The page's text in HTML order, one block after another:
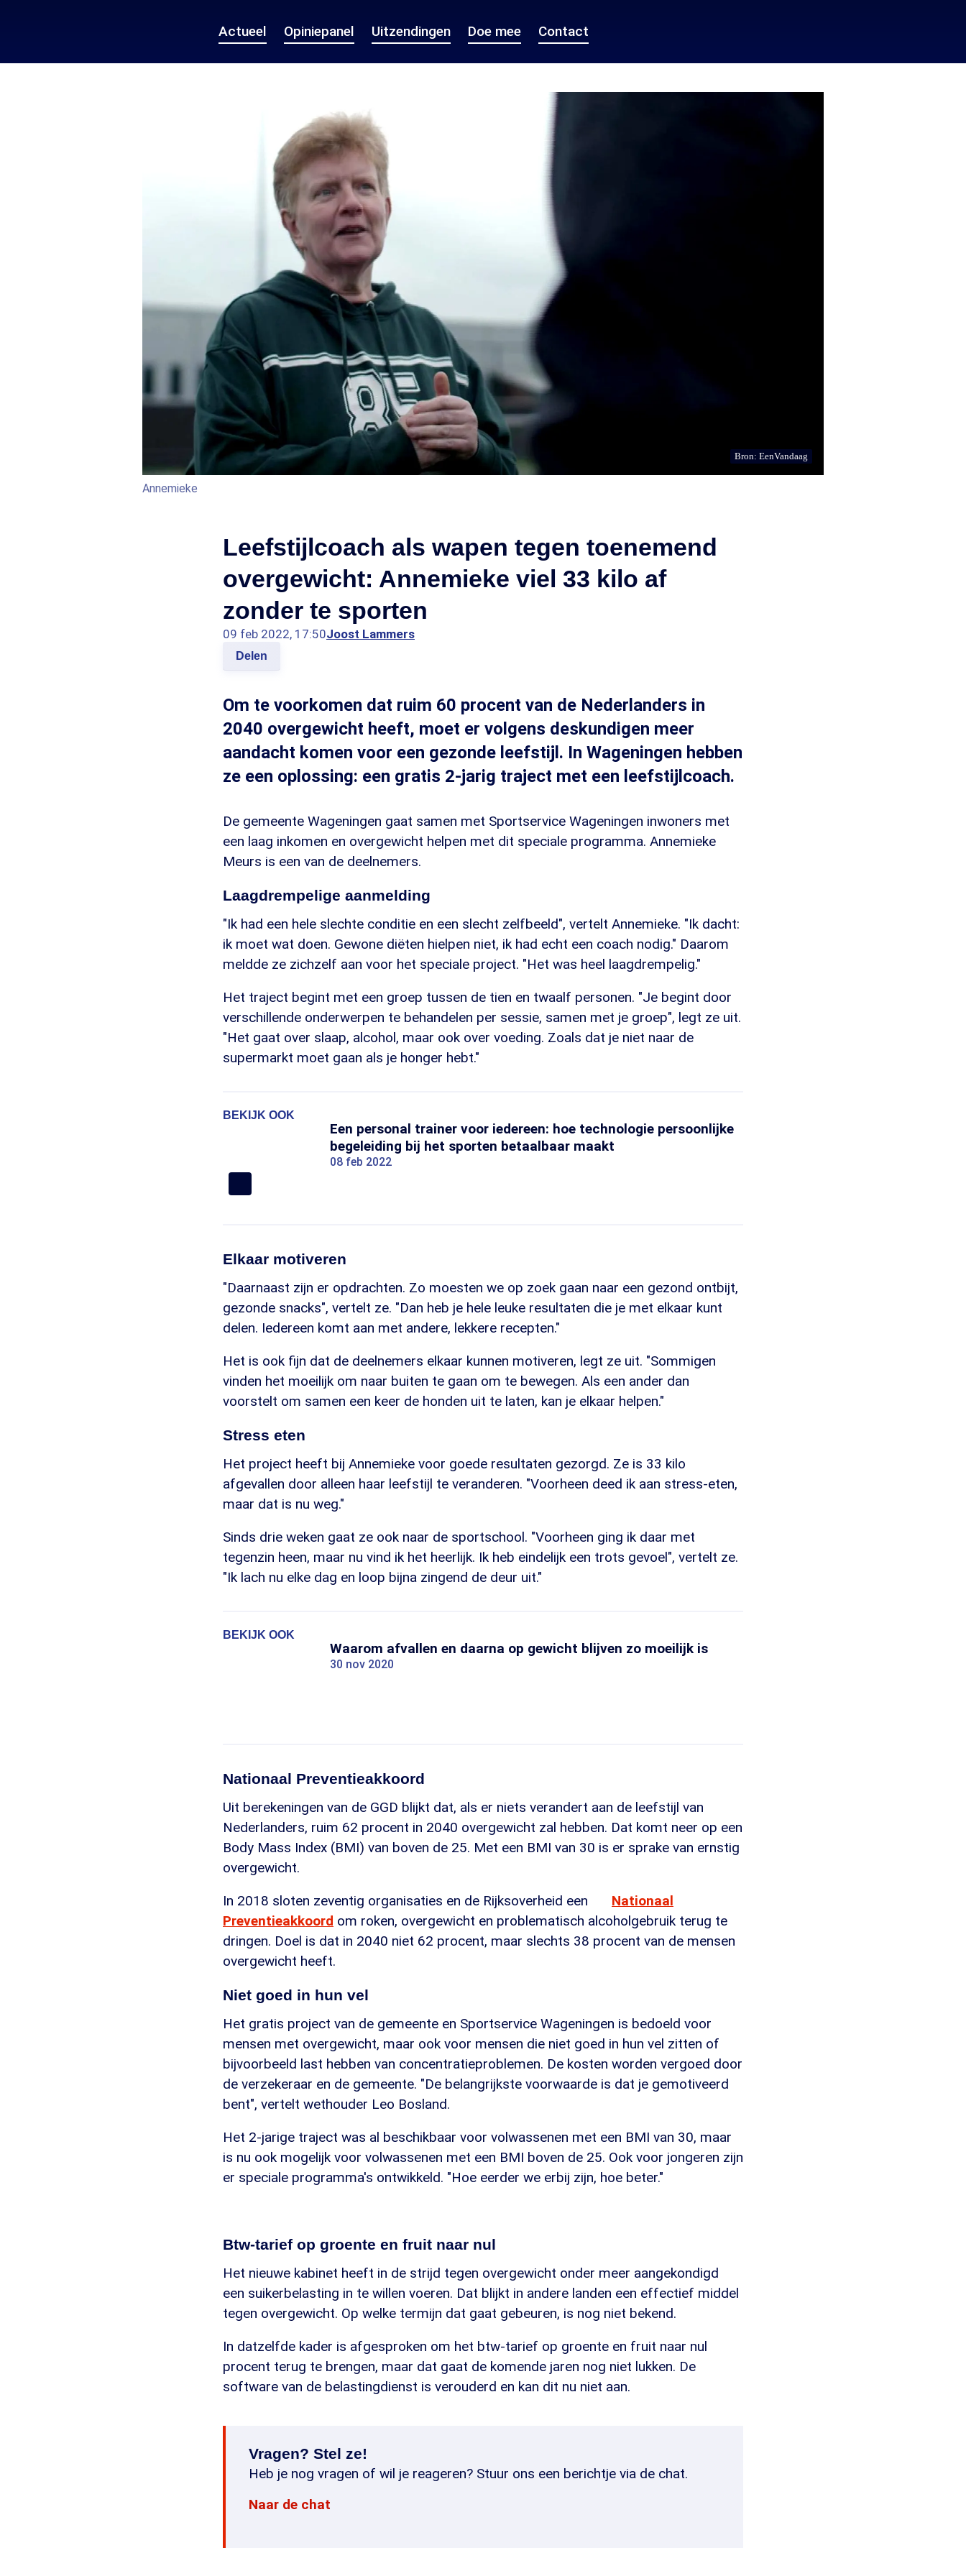
Actueel Opiniepanel Uitzendingen Doe mee Contact
Bron: EenVandaag
Annemieke
Leefstijlcoach als wapen tegen toenemend
overgewicht: Annemieke viel 33 kilo af
zonder te sporten
09 feb 2022, 17:50Joost Lammers
Delen
Om te voorkomen dat ruim 60 procent van de Nederlanders in
2040 overgewicht heeft, moet er volgens deskundigen meer
aandacht komen voor een gezonde leefstijl. In Wageningen hebben
ze een oplossing: een gratis 2-jarig traject met een leefstijlcoach.
De gemeente Wageningen gaat samen met Sportservice Wageningen inwoners met
een laag inkomen en overgewicht helpen met dit speciale programma. Annemieke
Meurs is een van de deelnemers.
Laagdrempelige aanmelding
"Ik had een hele slechte conditie en een slecht zelfbeeld", vertelt Annemieke. "Ik dacht:
ik moet wat doen. Gewone diëten hielpen niet, ik had echt een coach nodig." Daarom
meldde ze zichzelf aan voor het speciale project. "Het was heel laagdrempelig."
Het traject begint met een groep tussen de tien en twaalf personen. "Je begint door
verschillende onderwerpen te behandelen per sessie, samen met je groep", legt ze uit.
"Het gaat over slaap, alcohol, maar ook over voeding. Zoals dat je niet naar de
supermarkt moet gaan als je honger hebt."
BEKIJK OOK
Een personal trainer voor iedereen: hoe technologie persoonlijke
begeleiding bij het sporten betaalbaar maakt
08 feb 2022
Elkaar motiveren
"Daarnaast zijn er opdrachten. Zo moesten we op zoek gaan naar een gezond ontbijt,
gezonde snacks", vertelt ze. "Dan heb je hele leuke resultaten die je met elkaar kunt
delen. Iedereen komt aan met andere, lekkere recepten."
Het is ook fijn dat de deelnemers elkaar kunnen motiveren, legt ze uit. "Sommigen
vinden het moeilijk om naar buiten te gaan om te bewegen. Als een ander dan
voorstelt om samen een keer de honden uit te laten, kan je elkaar helpen."
Stress eten
Het project heeft bij Annemieke voor goede resultaten gezorgd. Ze is 33 kilo
afgevallen door alleen haar leefstijl te veranderen. "Voorheen deed ik aan stress-eten,
maar dat is nu weg."
Sinds drie weken gaat ze ook naar de sportschool. "Voorheen ging ik daar met
tegenzin heen, maar nu vind ik het heerlijk. Ik heb eindelijk een trots gevoel", vertelt ze.
"Ik lach nu elke dag en loop bijna zingend de deur uit."
BEKIJK OOK
Waarom afvallen en daarna op gewicht blijven zo moeilijk is
30 nov 2020
Nationaal Preventieakkoord
Uit berekeningen van de GGD blijkt dat, als er niets verandert aan de leefstijl van
Nederlanders, ruim 62 procent in 2040 overgewicht zal hebben. Dat komt neer op een
Body Mass Index (BMI) van boven de 25. Met een BMI van 30 is er sprake van ernstig
overgewicht.
In 2018 sloten zeventig organisaties en de Rijksoverheid een
Nationaal
Preventieakkoord om roken, overgewicht en problematisch alcoholgebruik terug te
dringen. Doel is dat in 2040 niet 62 procent, maar slechts 38 procent van de mensen
overgewicht heeft.
Niet goed in hun vel
Het gratis project van de gemeente en Sportservice Wageningen is bedoeld voor
mensen met overgewicht, maar ook voor mensen die niet goed in hun vel zitten of
bijvoorbeeld last hebben van concentratieproblemen. De kosten worden vergoed door
de verzekeraar en de gemeente. "De belangrijkste voorwaarde is dat je gemotiveerd
bent", vertelt wethouder Leo Bosland.
Het 2-jarige traject was al beschikbaar voor volwassenen met een BMI van 30, maar
is nu ook mogelijk voor volwassenen met een BMI boven de 25. Ook voor jongeren zijn
er speciale programma's ontwikkeld. "Hoe eerder we erbij zijn, hoe beter."
Btw-tarief op groente en fruit naar nul
Het nieuwe kabinet heeft in de strijd tegen overgewicht onder meer aangekondigd
een suikerbelasting in te willen voeren. Dat blijkt in andere landen een effectief middel
tegen overgewicht. Op welke termijn dat gaat gebeuren, is nog niet bekend.
In datzelfde kader is afgesproken om het btw-tarief op groente en fruit naar nul
procent terug te brengen, maar dat gaat de komende jaren nog niet lukken. De
software van de belastingdienst is verouderd en kan dit nu niet aan.
Vragen? Stel ze!
Heb je nog vragen of wil je reageren? Stuur ons een berichtje via de chat.
Naar de chat